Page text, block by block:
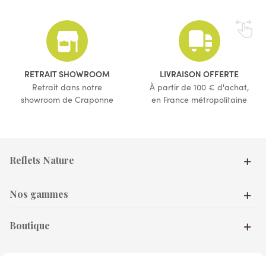
RETRAIT SHOWROOM
Retrait dans notre
showroom de Craponne
LIVRAISON OFFERTE
À partir de 100 € d'achat,
en France métropolitaine
Reflets Nature
Nos gammes
Boutique